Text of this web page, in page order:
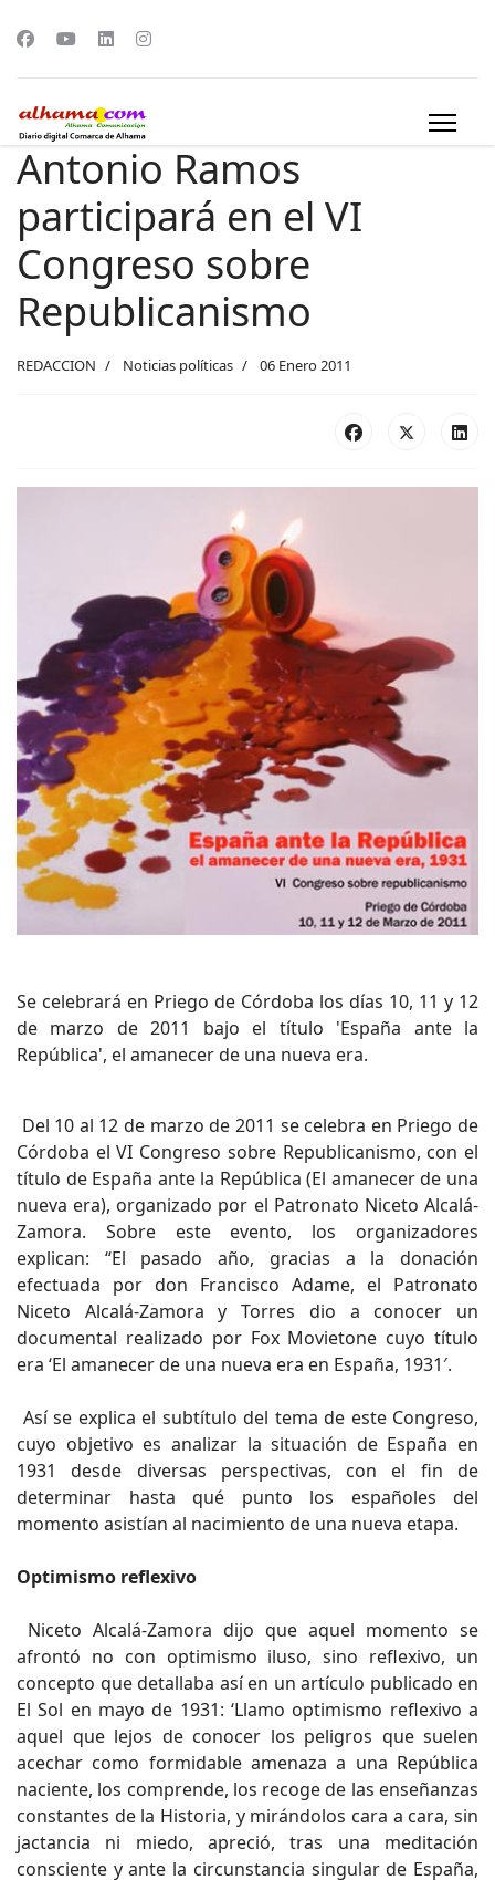
Antonio Ramos
participará en el VI
Congreso sobre
Republicanismo
REDACCION Noticias políticas 06 Enero 2011
Se celebrará en Priego de Córdoba los días 10, 11 y 12
de marzo de 2011 bajo el título 'España ante la
República', el amanecer de una nueva era.
Del 10 al 12 de marzo de 2011 se celebra en Priego de
Córdoba el VI Congreso sobre Republicanismo, con el
título de España ante la República (El amanecer de una
nueva era), organizado por el Patronato Niceto Alcalá-
Zamora. Sobre este evento, los organizadores
explican: “El pasado año, gracias a la donación
efectuada por don Francisco Adame, el Patronato
Niceto Alcalá-Zamora y Torres dio a conocer un
documental realizado por Fox Movietone cuyo título
era ‘El amanecer de una nueva era en España, 1931′.
Así se explica el subtítulo del tema de este Congreso,
cuyo objetivo es analizar la situación de España en
1931 desde diversas perspectivas, con el fin de
determinar hasta qué punto los españoles del
momento asistían al nacimiento de una nueva etapa.
Optimismo reflexivo
Niceto Alcalá-Zamora dijo que aquel momento se
afrontó no con optimismo iluso, sino reflexivo, un
concepto que detallaba así en un artículo publicado en
El Sol en mayo de 1931: ‘Llamo optimismo reflexivo a
aquel que lejos de conocer los peligros que suelen
acechar como formidable amenaza a una República
naciente, los comprende, los recoge de las enseñanzas
constantes de la Historia, y mirándolos cara a cara, sin
jactancia ni miedo, apreció, tras una meditación
consciente y ante la circunstancia singular de España,